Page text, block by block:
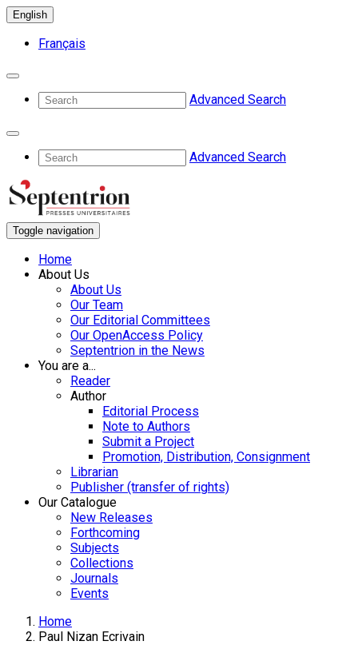
English
Français
Advanced Search
Advanced Search
Toggle navigation
Home
About Us
About Us
Our Team
Our Editorial Committees
Our OpenAccess Policy
Septentrion in the News
You are a...
Reader
Author
Editorial Process
Note to Authors
Submit a Project
Promotion, Distribution, Consignment
Librarian
Publisher (transfer of rights)
Our Catalogue
New Releases
Forthcoming
Subjects
Collections
Journals
Events
Home
Paul Nizan Ecrivain